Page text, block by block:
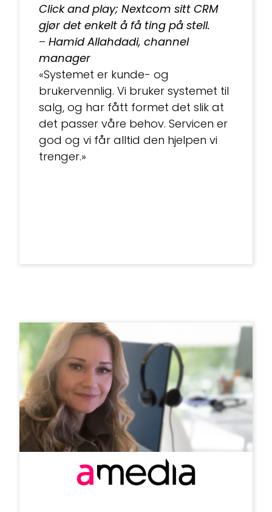
Click and play; Nextcom sitt CRM
gjør det enkelt å få ting på stell.
– Hamid Allahdadi, channel
manager
«Systemet er kunde- og
brukervennlig. Vi bruker systemet til
salg, og har fått formet det slik at
det passer våre behov. Servicen er
god og vi får alltid den hjelpen vi
trenger.»